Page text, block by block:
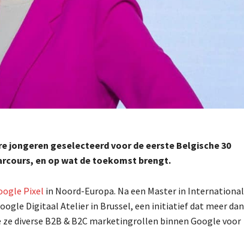
jongeren geselecteerd voor de eerste Belgische 30
en op wat de toekomst brengt.
Pixel in Noord-Europa. Na een Master in International
Digitaal Atelier in Brussel, een initiatief dat meer dan
diverse B2B & B2C marketingrollen binnen Google voor